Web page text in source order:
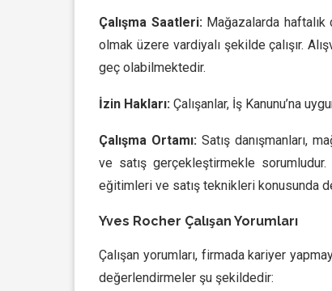
Çalışma Saatleri:Mağazalarda haftalık
olmak üzere vardiyalı şekilde çalışır.
geç olabilmektedir.
İzin Hakları: Çalışanlar, İş Kanunu’na
Çalışma Ortamı: Satış danışmanları,
ve satış gerçekleştirmekle sorumludur.
eğitimleri ve satış teknikleri konusunda
Yves Rocher Çalışan Yorumları
Çalışan yorumları, firmada kariyer
değerlendirmeler şu şekildedir: